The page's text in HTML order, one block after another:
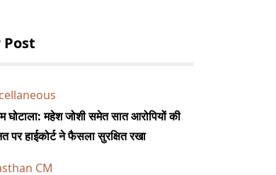
घोटाला: महेश जोशी समेत सात आरोपियों की
पर हाईकोर्ट ने फैसला सुरक्षित रखा
CM